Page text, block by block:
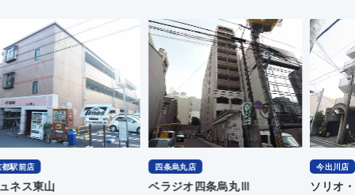
四条烏丸店
ベラジオ四条烏丸Ⅲ
今出川店
ソリオ・Ⅰ
西
Ｔ